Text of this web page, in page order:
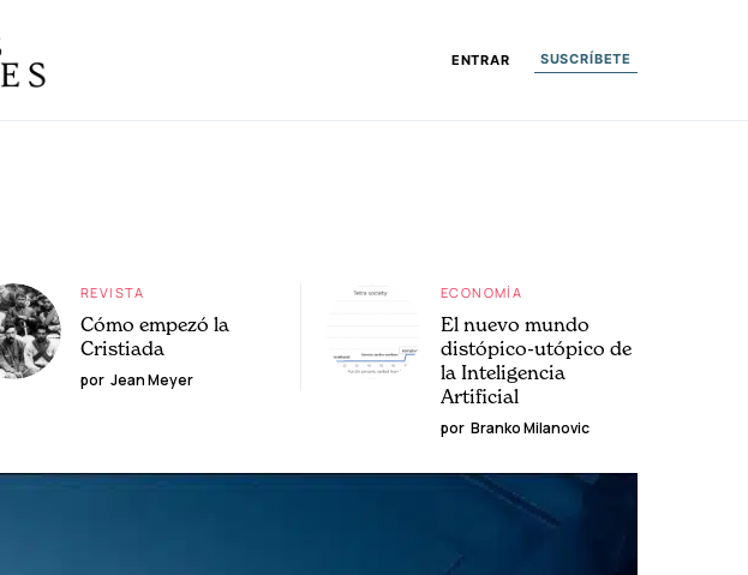
ENTRAR SUSCRÍBETE
REVISTA
Cómo empezó la
Cristiada
por Jean Meyer
ECONOMÍA
El nuevo mundo
distópico-utópico de
la Inteligencia
Artificial
por Branko Milanovic